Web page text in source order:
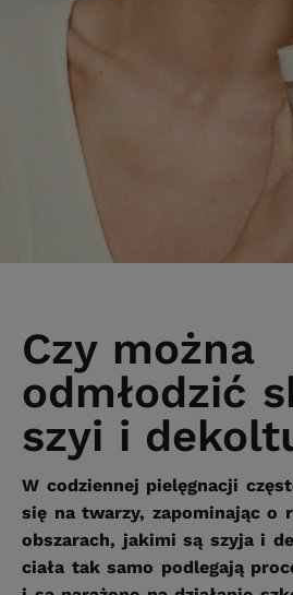
Czy można
odmłodzić
szyi i
W codziennej pielęgnacji
się na twarzy, zapominając o
obszarach, jakimi są szyja i
ciała tak samo podlegają